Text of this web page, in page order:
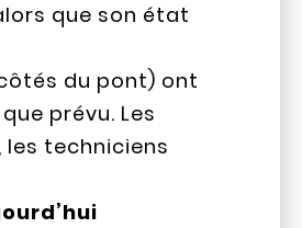
que son état
du pont) ont
prévu. Les
les techniciens